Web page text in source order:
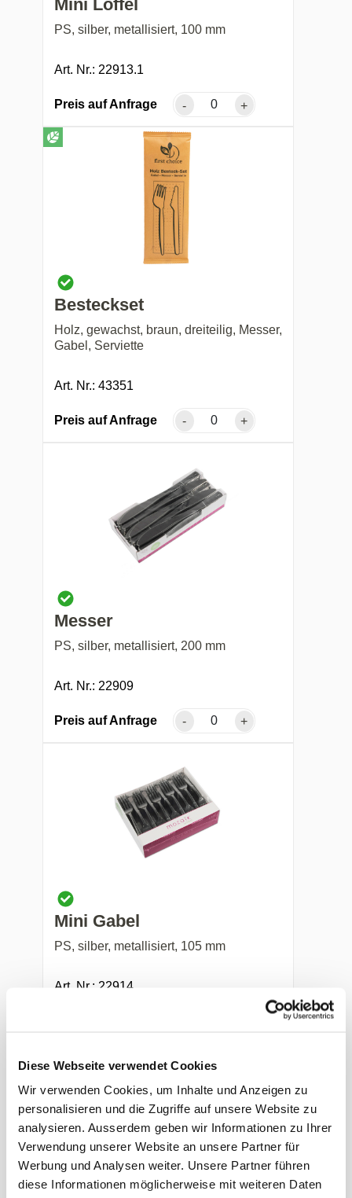
Diese Webseite verwendet Cookies
Wir verwenden Cookies, um Inhalte und Anzeigen zu
personalisieren und die Zugriffe auf unsere Website zu
analysieren. Ausserdem geben wir Informationen zu Ihrer
Verwendung unserer Website an unsere Partner für
Werbung und Analysen weiter. Unsere Partner führen
diese Informationen möglicherweise mit weiteren Daten
Mini Löffel
PS, silber, metallisiert, 100 mm
Art. Nr.: 22913.1
Preis auf Anfrage - +
Besteckset
Holz, gewachst, braun, dreiteilig, Messer,
Gabel, Serviette
Art. Nr.: 43351
Preis auf Anfrage - +
Messer
PS, silber, metallisiert, 200 mm
Art. Nr.: 22909
Preis auf Anfrage - +
Mini Gabel
PS, silber, metallisiert, 105 mm
Art. Nr.: 22914